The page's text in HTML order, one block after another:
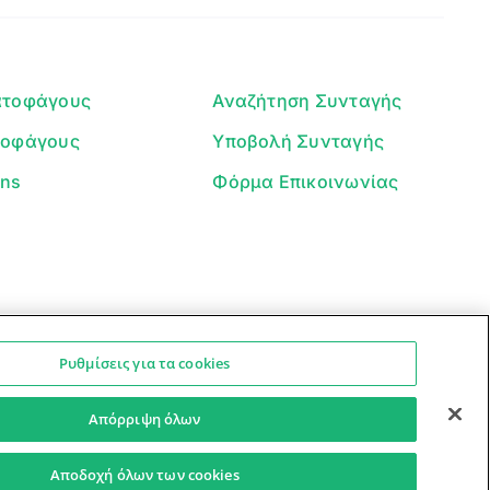
Αναζήτηση Συνταγής
Υποβολή Συνταγής
Φόρμα Επικοινωνίας
Προστασία Προσωπικών Δεδομένων
Ο βοηθός μπορεί να κάνει λάθη — ελέγξτε τις συνταγές.
Ρυθμίσεις για τα cookies
Απόρριψη όλων
Αποδοχή όλων των cookies